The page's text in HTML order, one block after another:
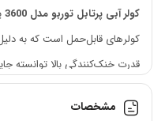
کولر آبی پرتابل توربو مدل 3600
کولرهای قابل‌حمل است که به
قدرت خنک‌کنندگی بالا توانسته
معایب خواهیم پرداخت.
مشخصات